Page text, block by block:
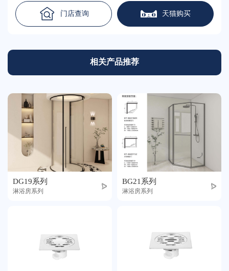
门店查询 天猫购买
相关产品推荐
DG19系列
淋浴房系列
BG21系列
淋浴房系列